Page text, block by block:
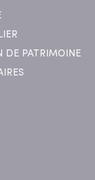
DE PATRIMOINE